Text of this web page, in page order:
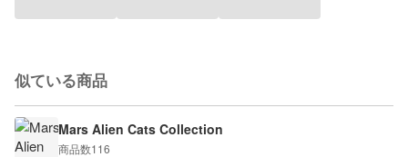
似ている商品
Mars Alien Cats Collection
商品数116